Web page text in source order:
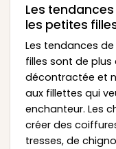
Les
les petites
Les tendances
filles sont de
décontractée et
aux fillettes qui
enchanteur. Les
créer des
tresses, de